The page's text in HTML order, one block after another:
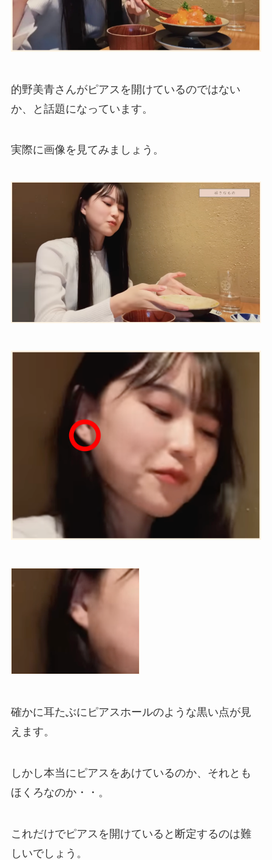
的野美青さんがピアスを開けているのではない
か、と話題になっています。
実際に画像を見てみましょう。
確かに耳たぶにピアスホールのような黒い点が見
えます。
しかし本当にピアスをあけているのか、それとも
ほくろなのか・・。
これだけでピアスを開けていると断定するのは難
しいでしょう。